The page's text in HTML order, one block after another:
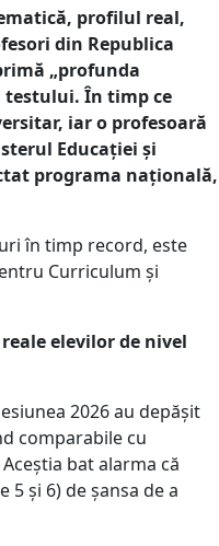
profilul real,
din Republica
„profunda
testului. În timp ce
iar o profesoară
Educației și
programa națională,
în timp record, este
Curriculum și
elevilor de nivel
2026 au depășit
comparabile cu
bat alarma că
și 6) de șansa de a